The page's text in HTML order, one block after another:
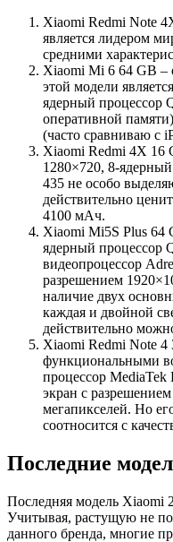
Xiaomi Redmi Note
является лидером
средними
Xiaomi Mi 6 64 GB –
этой модели
ядерный процессор
оперативной
(часто сравниваю с
Xiaomi Redmi 4X 16
1280×720, 8-
435 не особо
действительно
4100 мАч.
Xiaomi Mi5S Plus 64
ядерный процессор
видеопроцессор
разрешением
наличие двух
каждая и двойной
действительно
Xiaomi Redmi Note 4
функциональными
процессор
экран с
мегапикселей. Но
соотносится с
Последние
Последняя модель Xiaomi
Учитывая, растущую не
данного бренда, многие